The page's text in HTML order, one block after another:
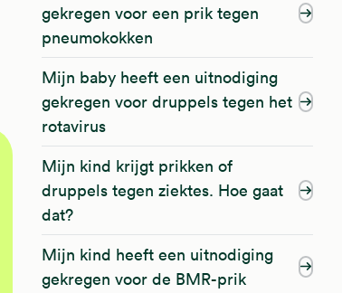
gekregen voor een prik tegen
pneumokokken
Mijn baby heeft een uitnodiging
gekregen voor druppels tegen het
rotavirus
Mijn kind krijgt prikken of
druppels tegen ziektes. Hoe gaat
dat?
Mijn kind heeft een uitnodiging
gekregen voor de BMR-prik